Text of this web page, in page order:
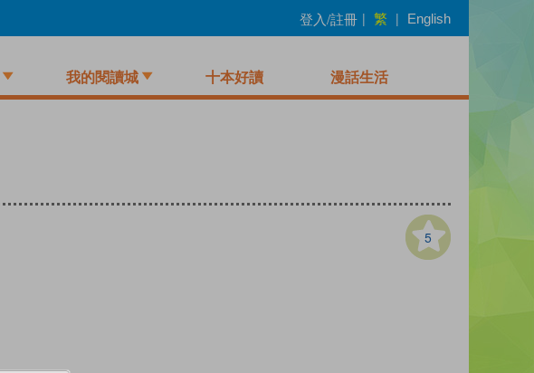
登入/註冊 | 繁 | English
我的閱讀城 十本好讀 漫話生活
5